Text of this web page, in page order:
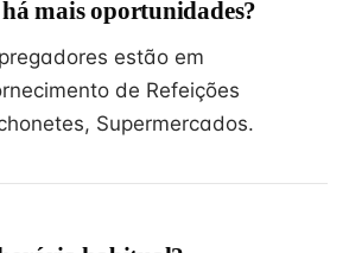
mais oportunidades?
estão em
de Refeições
Supermercados.